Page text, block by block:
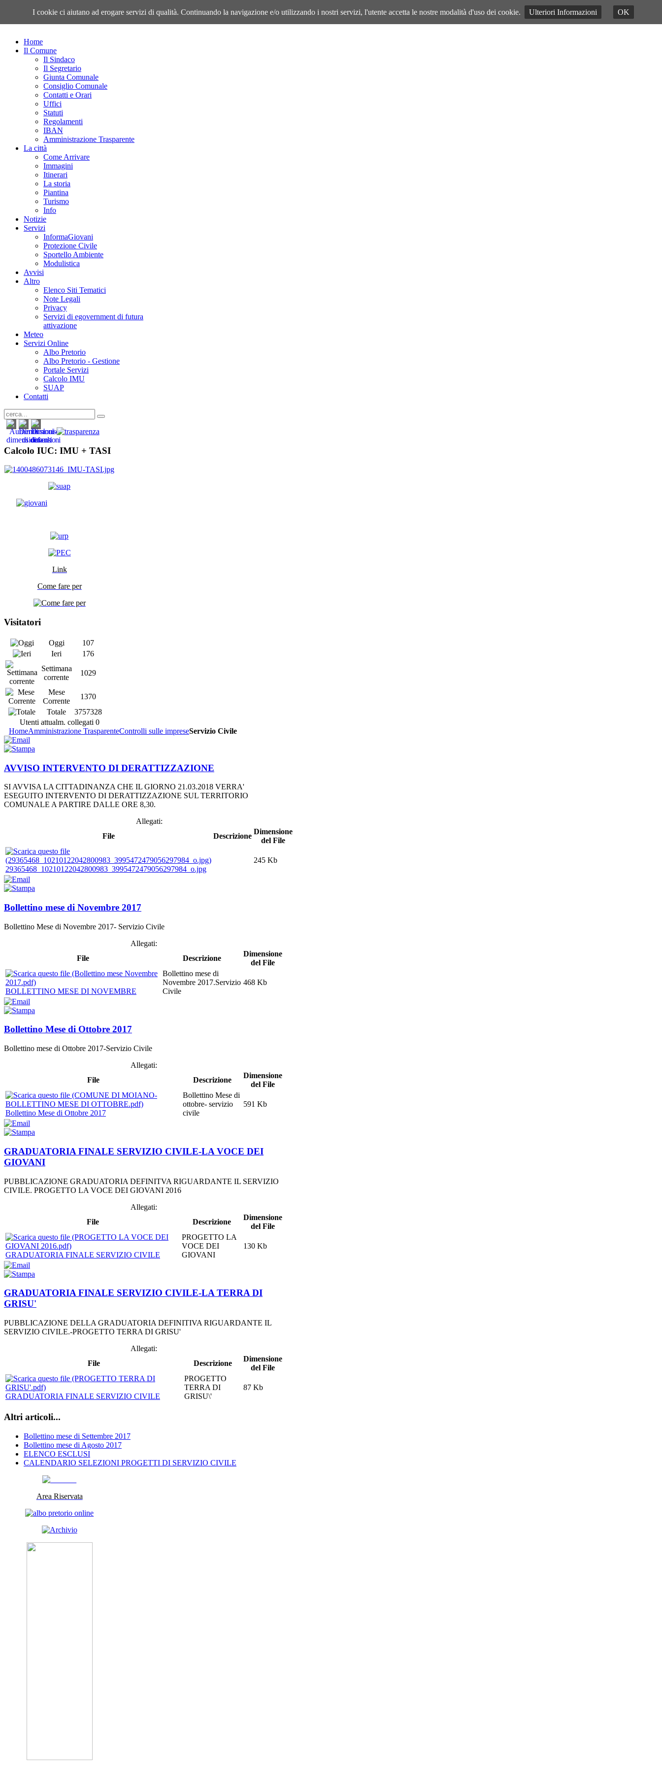
Sabato, 08 Agosto 2026
Home
Il Comune
Il Sindaco
Il Segretario
Giunta Comunale
Consiglio Comunale
Contatti e Orari
Uffici
Statuti
Regolamenti
IBAN
Amministrazione Trasparente
La città
Come Arrivare
Immagini
Itinerari
La storia
Piantina
Turismo
Info
Notizie
Servizi
InformaGiovani
Protezione Civile
Sportello Ambiente
Modulistica
Avvisi
Altro
Elenco Siti Tematici
Note Legali
Privacy
Servizi di egovernment di futura
attivazione
Meteo
Servizi Online
Albo Pretorio
Albo Pretorio - Gestione
Portale Servizi
Calcolo IMU
SUAP
Contatti
Calcolo IUC: IMU + TASI
Link
Come fare per
Visitatori
Oggi
107
Ieri
176
Settimana
corrente
1029
Mese
Corrente
1370
Totale
3757328
Utenti attualm. collegati 0
HomeAmministrazione TrasparenteControlli sulle impreseServizio Civile
AVVISO INTERVENTO DI DERATTIZZAZIONE
SI AVVISA LA CITTADINANZA CHE IL GIORNO 21.03.2018 VERRA'
ESEGUITO INTERVENTO DI DERATTIZZAZIONE SUL TERRITORIO
COMUNALE A PARTIRE DALLE ORE 8,30.
Allegati:
File
Descrizione
Dimensione
del File
29365468_10210122042800983_3995472479056297984_o.jpg
245 Kb
Bollettino mese di Novembre 2017
Bollettino Mese di Novembre 2017- Servizio Civile
Allegati:
File
Descrizione
Dimensione
del File
BOLLETTINO MESE DI NOVEMBRE
Bollettino mese di
Novembre 2017.Servizio
Civile
468 Kb
Bollettino Mese di Ottobre 2017
Bollettino mese di Ottobre 2017-Servizio Civile
Allegati:
File
Descrizione
Dimensione
del File
Bollettino Mese di Ottobre 2017
Bollettino Mese di
ottobre- servizio
civile
591 Kb
GRADUATORIA FINALE SERVIZIO CIVILE-LA VOCE DEI
GIOVANI
PUBBLICAZIONE GRADUATORIA DEFINITVA RIGUARDANTE IL SERVIZIO
CIVILE. PROGETTO LA VOCE DEI GIOVANI 2016
Allegati:
File
Descrizione
Dimensione
del File
GRADUATORIA FINALE SERVIZIO CIVILE
PROGETTO LA
VOCE DEI
GIOVANI
130 Kb
GRADUATORIA FINALE SERVIZIO CIVILE-LA TERRA DI
GRISU'
PUBBLICAZIONE DELLA GRADUATORIA DEFINITIVA RIGUARDANTE IL
SERVIZIO CIVILE.-PROGETTO TERRA DI GRISU'
Allegati:
File
Descrizione
Dimensione
del File
GRADUATORIA FINALE SERVIZIO CIVILE
PROGETTO
TERRA DI
GRISU\'
87 Kb
Altri articoli...
Bollettino mese di Settembre 2017
Bollettino mese di Agosto 2017
ELENCO ESCLUSI
CALENDARIO SELEZIONI PROGETTI DI SERVIZIO CIVILE
Area Riservata
I cookie ci aiutano ad erogare servizi di qualità. Continuando la navigazione e/o utilizzando i nostri servizi, l'utente accetta le nostre modalità d'uso dei cookie. Ulteriori Informazioni OK